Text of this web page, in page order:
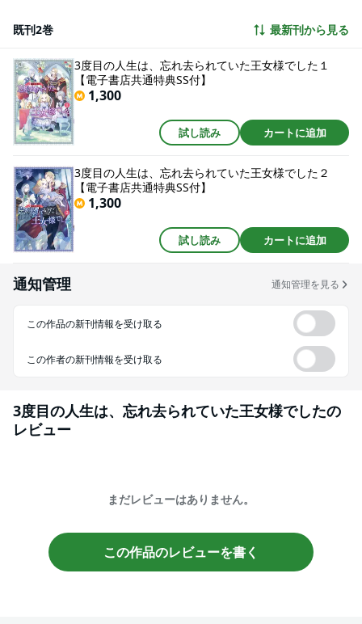
分は現国王の娘であり、王宮で保護されるらしい。「絶対に王都には近付か
えるリスティア。実は自分の生きている世界は王宮にいるメリア・アッセン
が主人公の小説の世界であることを知っていたから。国王の父と護衛の騎士
に溺愛されながら、世界を変えていく！！
既刊2巻 最新刊から見る
3度目の人生は、忘れ去られていた王女様でした１
【電子書店共通特典SS付】
1,300
試し読み カートに追加
3度目の人生は、忘れ去られていた王女様でした２
【電子書店共通特典SS付】
1,300
試し読み カートに追加
通知管理 通知管理を見る
この作品の新刊情報を受け取る
この作者の新刊情報を受け取る
3度目の人生は、忘れ去られていた王女様でしたの
レビュー
まだレビューはありません。
この作品のレビューを書く